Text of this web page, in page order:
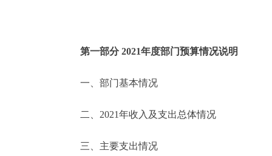
第一部分 2021年度部门预算情况说明
一、部门基本情况
二、2021年收入及支出总体情况
三、主要支出情况